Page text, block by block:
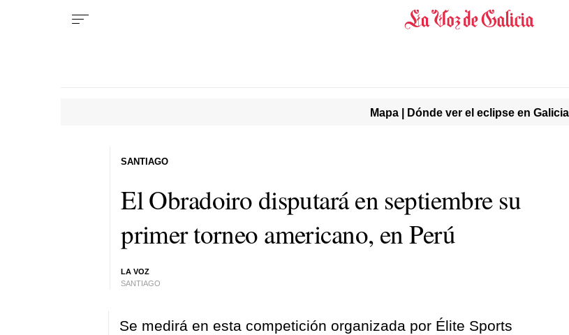
Mapa | Dónde ver el eclipse en Galicia
El Obradoiro disputará en septiembre su
primer torneo americano, en Perú
LA VOZ
SANTIAGO
SANTIAGO
Se medirá en esta competición organizada por Élite Sports